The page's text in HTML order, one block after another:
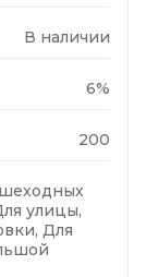
В наличии
6%
200
улицы,
Для